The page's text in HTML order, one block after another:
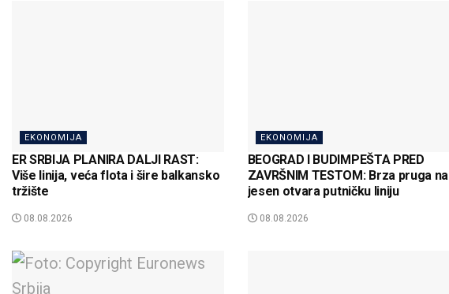
EKONOMIJA
ER SRBIJA PLANIRA DALJI RAST:
Više linija, veća flota i šire balkansko
tržište
08.08.2026
EKONOMIJA
BEOGRAD I BUDIMPEŠTA PRED
ZAVRŠNIM TESTOM: Brza pruga na
jesen otvara putničku liniju
08.08.2026